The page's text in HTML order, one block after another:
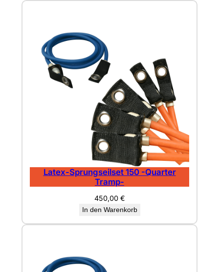
Latex-Sprungseilset 150 -Quarter
Tramp-
450,00 €
In den Warenkorb